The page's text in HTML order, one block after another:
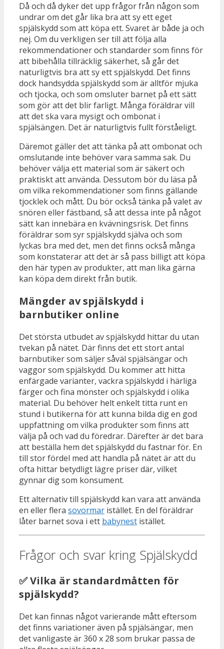
Då och då dyker det upp frågor från någon som
undrar om det går lika bra att sy ett eget
spjälskydd som att köpa ett. Svaret är både ja och
nej. Om du verkligen ser till att följa alla
rekommendationer och standarder som finns för
att bibehålla tillräcklig säkerhet, så går det
naturligtvis bra att sy ett spjälskydd. Det finns
dock handsydda spjälskydd som är alltför mjuka
och tjocka, och som omsluter barnet på ett sätt
som gör att det blir farligt. Många föräldrar vill
att det ska vara mysigt och ombonat i
spjälsängen. Det är naturligtvis fullt förståeligt.
Däremot gäller det att tänka på att ombonat och
omslutande inte behöver vara samma sak. Du
behöver välja ett material som är säkert och
praktiskt att använda. Dessutom bör du läsa på
om vilka rekommendationer som finns gällande
tjocklek och mått. Du bör också tänka på valet av
snören eller fästband, så att dessa inte på något
sätt kan innebära en kvävningsrisk. Det finns
föräldrar som syr spjälskydd själva och som
lyckas bra med det, men det finns också många
som konstaterar att det är så pass billigt att köpa
den här typen av produkter, att man lika gärna
kan köpa dem direkt från butik.
Mängder av spjälskydd i
barnbutiker online
Det största utbudet av spjälskydd hittar du utan
tvekan på nätet. Där finns det ett stort antal
barnbutiker som säljer såväl spjälsängar och
vaggor som spjälskydd. Du kommer att hitta
enfärgade varianter, vackra spjälskydd i härliga
färger och fina mönster och spjälskydd i olika
material. Du behöver helt enkelt titta runt en
stund i butikerna för att kunna bilda dig en god
uppfattning om vilka produkter som finns att
välja på och vad du föredrar. Därefter är det bara
att beställa hem det spjälskydd du fastnar för. En
till stor fördel med att handla på nätet är att du
ofta hittar betydligt lägre priser där, vilket
gynnar dig som konsument.
Ett alternativ till spjälskydd kan vara att använda
en eller flera sovormar istället. En del föräldrar
låter barnet sova i ett babynest istället.
Frågor och svar kring Spjälskydd
✅ Vilka är standardmåtten för
spjälskydd?
Det kan finnas något varierande mått eftersom
det finns variationer även på spjälsängar, men
det vanligaste är 360 x 28 som brukar passa de